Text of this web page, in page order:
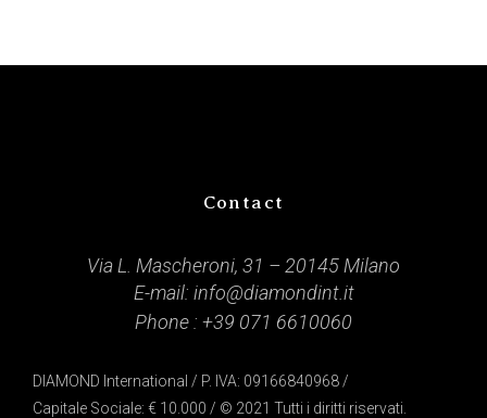
Contact
Via L. Mascheroni, 31 – 20145 Milano
E-mail: info@diamondint.it
Phone : +39 071 6610060
DIAMOND International / P. IVA: 09166840968 /
Capitale Sociale: € 10.000 / © 2021 Tutti i diritti riservati.